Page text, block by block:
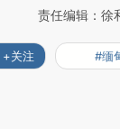
责任编辑：徐
+关注 #缅